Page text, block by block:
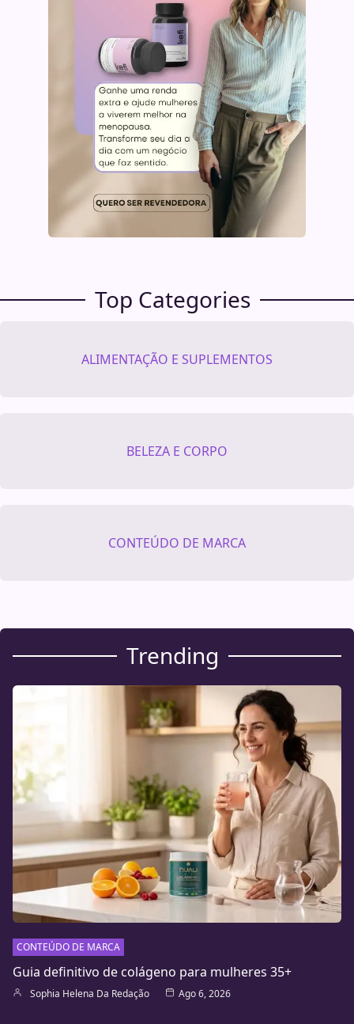
Top Categories
ALIMENTAÇÃO E SUPLEMENTOS
BELEZA E CORPO
CONTEÚDO DE MARCA
Trending
CONTEÚDO DE MARCA
Guia definitivo de colágeno para mulheres 35+
Sophia Helena Da Redação Ago 6, 2026